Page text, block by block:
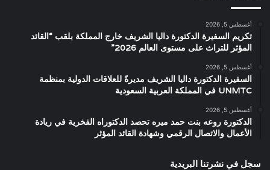
أغسطس 5, 2026
تكريم السفيرة الدكتورة داليا الشريف خارج المملكة بلقب “القائد
المؤثر للتراث على مستوى العالم 2026”
أغسطس 5, 2026
السفيرة الدكتورة داليا الشريف مديرةً للعلاقات الدولية بمنظمة
UNMTC في المملكة العربية السعودية
أغسطس 5, 2026
الدكتورة روعه بنت حمد ميره تحصد الدكتوراه الفخرية في ريادة
الأعمال والاتصال الرقمي وشهادة القائد المؤثر
سجل في نشرتنا البريدية